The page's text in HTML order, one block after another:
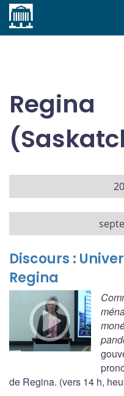
Accueil
Regina
Discours :
Regina
de Regina. (vers 14 h,